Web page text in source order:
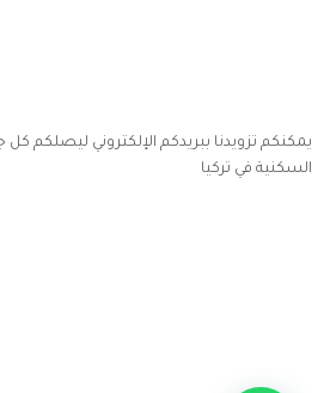
يمكنكم تزويدنا ببريدكم الإلكتروني ليصلكم
السكنية في تركيا